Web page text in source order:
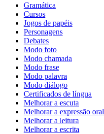
Gramática
Cursos
Jogos de papéis
Personagens
Debates
Modo foto
Modo chamada
Modo frase
Modo palavra
Modo diálogo
Certificados de língua
Melhorar a escuta
Melhorar a expressão oral
Melhorar a leitura
Melhorar a escrita